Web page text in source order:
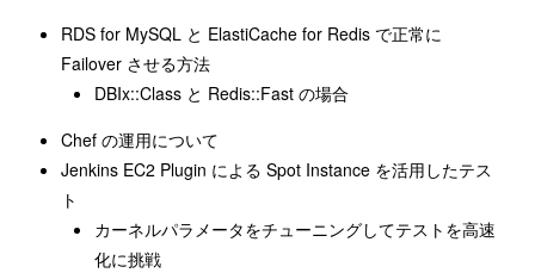
RDS for MySQL と ElastiCache for Redis で正常に
Failover させる方法
DBIx::Class と Redis::Fast の場合
Chef の運用について
Jenkins EC2 Plugin による Spot Instance を活用したテス
ト
カーネルパラメータをチューニングしてテストを高速
化に挑戦